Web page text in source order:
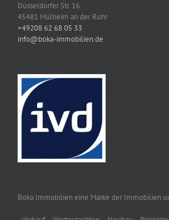
Düsseldorfer Str. 16
45481 Mülheim an der Ruhr
+49208 62 68 05 33
info@boka-immobilien.de
Boka Immobilien eine Marke der Immobilien